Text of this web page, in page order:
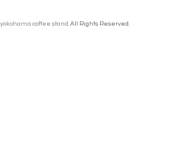
yokohama coffee stand. All Rights Reserved.